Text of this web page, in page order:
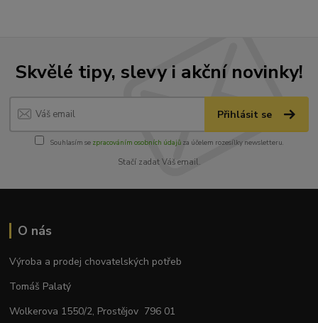
Skvělé tipy, slevy i akční novinky!
Přihlásit se
Souhlasím se zpracováním osobních údajůza účelem rozesílky newsletteru.
Stačí zadat Váš email.
O nás
Výroba a prodej chovatelských potřeb
Tomáš Palatý
Wolkerova 1550/2, Prostějov 796 01